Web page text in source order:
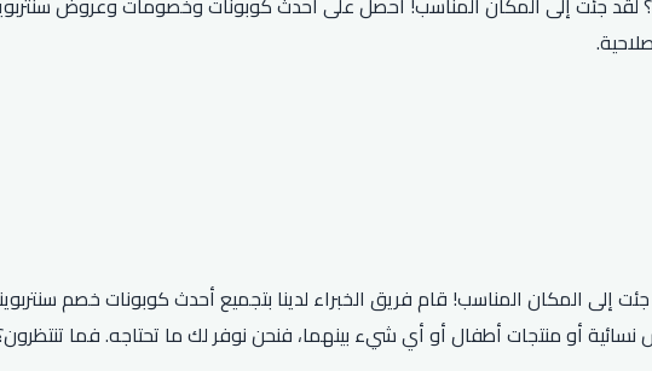
إلى المكان المناسب! قام فريق الخبراء لدينا بتجميع أحدث كوبونات خصم
أو منتجات أطفال أو أي شيء بينهما، فنحن نوفر لك ما تحتاجه. فما